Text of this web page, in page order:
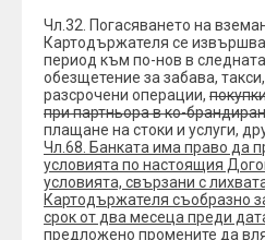
Чл.32. Погасяването на
Картодържателя се
период към по-нов в
обезщетение за забава,
разсрочени операции,
при партньора в ко-
плащане на стоки и услуги,
Чл.68. Банката има право да
условията по настоящия
условията, свързани с
Картодържателя съобразно
срок от два месеца преди
предложено промените да